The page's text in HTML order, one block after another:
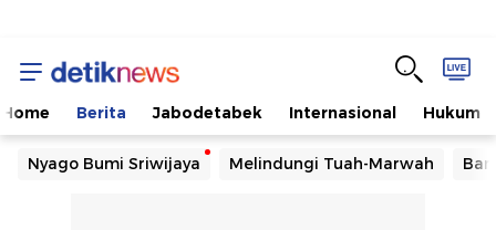
Home Berita Jabodetabek Internasional Hukum
Nyago Bumi Sriwijaya Melindungi Tuah-Marwah